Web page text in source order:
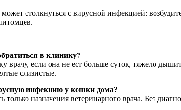
столкнуться с вирусной инфекцией:
в клинику?
врачу, если она не ест больше суток, тяжело
слизистые.
инфекцию у кошки дома?
назначения ветеринарного врача. Без